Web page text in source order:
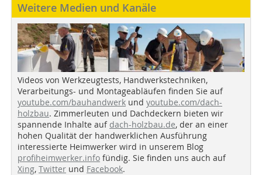
Weitere Medien und Kanäle
Videos von Werkzeugtests, Handwerkstechniken,
Verarbeitungs- und Montageabläufen finden Sie auf
youtube.com/bauhandwerk und youtube.com/dach-
holzbau. Zimmerleuten und Dachdeckern bieten wir
spannende Inhalte auf dach-holzbau.de, der an einer
hohen Qualität der handwerklichen Ausführung
interessierte Heimwerker wird in unserem Blog
profiheimwerker.info fündig. Sie finden uns auch auf
Xing, Twitter und Facebook.